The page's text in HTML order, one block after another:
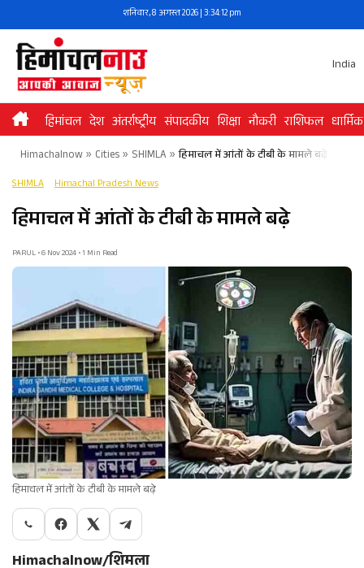
to
content
शनिवार, 8 अगस्त 2026 | 3:34:12 pm
India
हिमांचल देश अंतर्राष्ट्रीय संपादकीय शिक्षा नौकरी राशिफल धार्मिक
Himachalnow» Cities» SHIMLA » हिमाचल में आंतों के टीबी के मामले बढ़े
SHIMLA Himachal Pradesh News
हिमाचल में आंतों के टीबी के मामले बढ़े
PARUL • 6 Nov 2024 • 1 Min Read
हिमाचल में आंतों के टीबी के मामले बढ़े
Himachalnow/शिमला